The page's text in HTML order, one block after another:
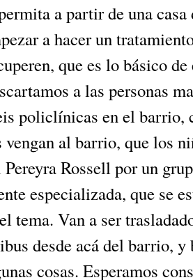
a partir de una casa
a hacer un
que es lo básico de
a las personas
policlínicas en el barrio,
al barrio, que los
Rossell por un
especializada, que se
tema. Van a ser
desde acá del barrio, y
cosas. Esperamos